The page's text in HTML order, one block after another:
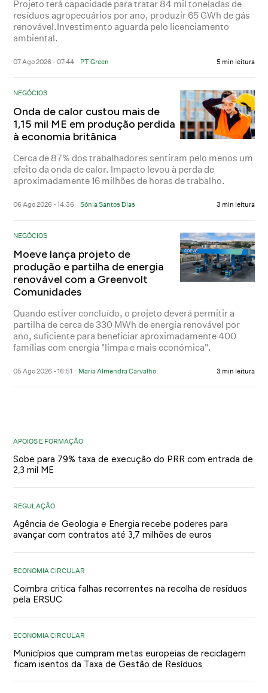
Projeto terá capacidade para tratar 84 mil toneladas de
resíduos agropecuários por ano, produzir 65 GWh de gás
renovável.Investimento aguarda pelo licenciamento
ambiental.
07 Ago 2026 - 07:44 PT Green 5 min leitura
NEGÓCIOS
Onda de calor custou mais de
1,15 mil ME em produção perdida
à economia britânica
Cerca de 87% dos trabalhadores sentiram pelo menos um
efeito da onda de calor. Impacto levou à perda de
aproximadamente 16 milhões de horas de trabalho.
06 Ago 2026 - 14:36 Sónia Santos Dias 3 min leitura
NEGÓCIOS
Moeve lança projeto de
produção e partilha de energia
renovável com a Greenvolt
Comunidades
Quando estiver concluído, o projeto deverá permitir a
partilha de cerca de 330 MWh de energia renovável por
ano, suficiente para beneficiar aproximadamente 400
famílias com energia "limpa e mais económica".
05 Ago 2026 - 16:51 Maria Almendra Carvalho 3 min leitura
APOIOS E FORMAÇÃO
Sobe para 79% taxa de execução do PRR com entrada de
2,3 mil ME
REGULAÇÃO
Agência de Geologia e Energia recebe poderes para
avançar com contratos até 3,7 milhões de euros
ECONOMIA CIRCULAR
Coimbra critica falhas recorrentes na recolha de resíduos
pela ERSUC
ECONOMIA CIRCULAR
Municípios que cumpram metas europeias de reciclagem
ficam isentos da Taxa de Gestão de Resíduos